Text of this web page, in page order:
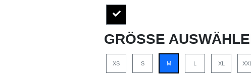
GRÖSSE AUSWÄHLEN
XS S M L XL XXL